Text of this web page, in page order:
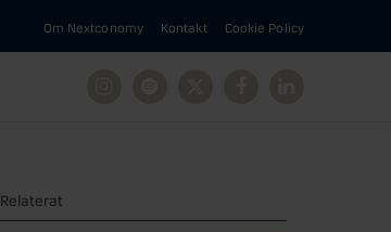
Om Nextconomy Kontakt Cookie Policy
Relaterat